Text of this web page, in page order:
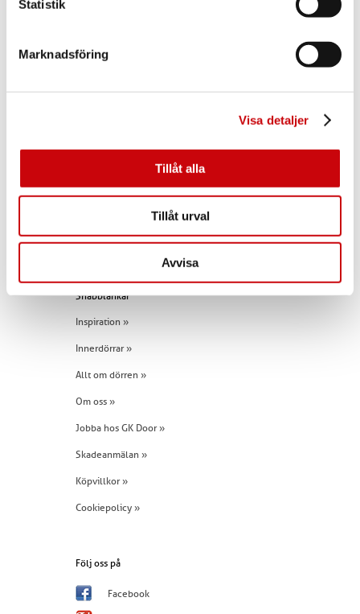
Statistik
Marknadsföring
Visa detaljer
Tillåt alla
Tillåt urval
Avvisa
Kontakta oss
info@gkdoor.se
Tel:+46 (0)960 - 203 25
Snabblänkar
Inspiration »
Innerdörrar »
Allt om dörren »
Om oss »
Jobba hos GK Door »
Skadeanmälan »
Köpvillkor »
Cookiepolicy »
Följ oss på
Facebook